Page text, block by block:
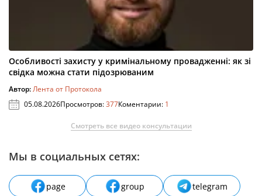
Особливості захисту у кримінальному провадженні: як зі
свідка можна стати підозрюваним
Автор:Лента от Протокола
05.08.2026Просмотров:377Коментарии: 1
Смотреть все видео консультации
Мы в социальных сетях:
page group
telegram